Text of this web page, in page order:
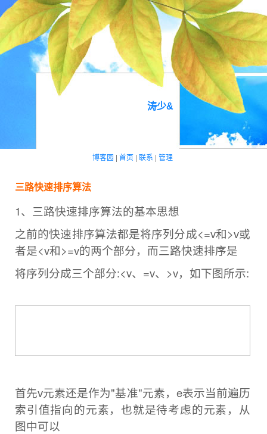
涛少&
博客园 | 首页 | 联系 | 管理
三路快速排序算法
1、三路快速排序算法的基本思想
之前的快速排序算法都是将序列分成<=v和>v或
者是<v和>=v的两个部分，而三路快速排序是
将序列分成三个部分:<v、=v、>v，如下图所示:
首先v元素还是作为"基准"元素，e表示当前遍历
索引值指向的元素，也就是待考虑的元素，从
图中可以